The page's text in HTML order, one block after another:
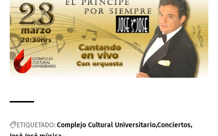
ETIQUETADO:Complejo Cultural UniversitarioConciertos